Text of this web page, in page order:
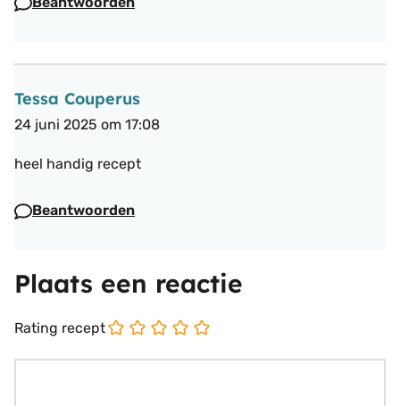
Tessa Couperus
24 juni 2025 om 17:08
heel handig recept
Beantwoorden
Plaats een reactie
Rating recept